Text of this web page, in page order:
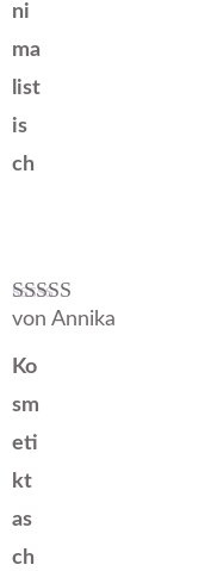
ni
ma
list
is
ch
Bewertet mit
von Annika
Ko
sm
eti
kt
as
ch